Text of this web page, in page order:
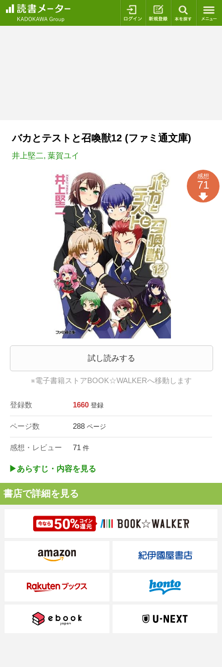
ログイン 新規登録
バカとテストと召喚獣12 (ファミ通文庫)
井上堅二, 葉賀ユイ
試し読みする
※電子書籍ストアBOOK☆WALKERへ移動します
登録数 1660 登録
ページ数 288 ページ
感想・レビュー 71 件
感想
71
▶︎あらすじ・内容を見る
書店で詳細を見る